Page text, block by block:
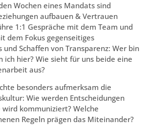
Wochen eines Mandats sind
aufbauen & Vertrauen
1:1 Gespräche mit dem Team und
dem Fokus gegenseitiges
und Schaffen von Transparenz: Wer bin
ich hier? Wie sieht für uns beide eine
aus?
besonders aufmerksam die
Wie werden Entscheidungen
kommuniziert? Welche
Regeln prägen das Miteinander?